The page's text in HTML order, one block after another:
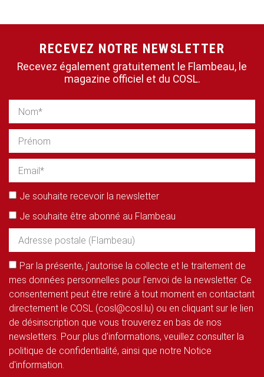
RECEVEZ NOTRE NEWSLETTER
Recevez également gratuitement le Flambeau, le
magazine officiel et du COSL.
Je souhaite recevoir la newsletter
Je souhaite être abonné au Flambeau
Par la présente, j'autorise la collecte et le traitement de
mes données personnelles pour l'envoi de la newsletter. Ce
consentement peut être retiré à tout moment en contactant
directement le COSL (cosl@cosl.lu) ou en cliquant sur le lien
de désinscription que vous trouverez en bas de nos
newsletters. Pour plus d'informations, veuillez consulter la
politique de confidentialité, ainsi que notre Notice
d'information.